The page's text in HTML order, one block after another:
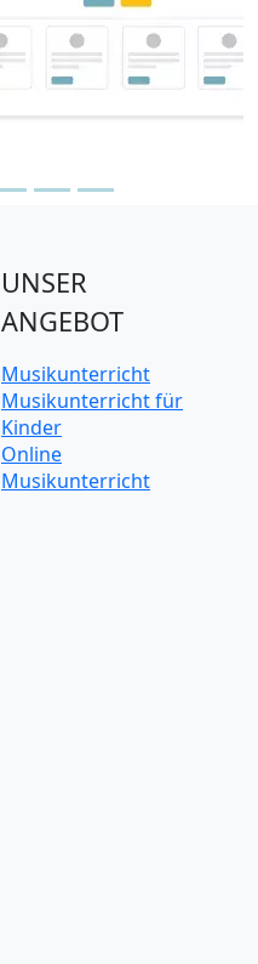
UNSER
ANGEBOT
Musikunterricht
Musikunterricht für
Kinder
Online
Musikunterricht